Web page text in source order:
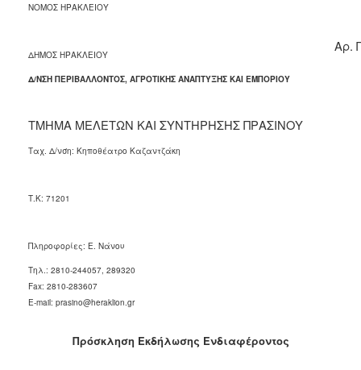
2016
2013
ΤΟΠΟΣ
ΠΟΛΙΤΙΣΜΟΣ
ΠΟΛΗ
ΝΟΜΟΣ ΗΡΑΚΛΕΙΟΥ
ΔΗΜΟΣ ΗΡΑΚΛΕΙΟΥ
Δ/ΝΣΗ ΠΕΡΙΒΑΛΛΟΝΤΟΣ, ΑΓΡΟΤΙΚΗΣ ΑΝΑΠΤΥΞΗΣ ΚΑΙ ΕΜΠΟΡΙΟΥ
ΤΜΗΜΑ ΜΕΛΕΤΩΝ ΚΑΙ ΣΥΝΤΗΡΗΣΗΣ ΠΡΑΣΙΝΟΥ
Ταχ. Δ/νση: Κηποθέατρο Καζαντζάκη
Τ.Κ: 71201
Πληροφορίες: Ε. Νάνου
Τηλ .: 2810-244057, 289320
Fax: 2810-283607
E-mail: prasino@heraklion.gr
Aρ.
Πρόσκληση Εκδήλωσης Ενδιαφέροντος